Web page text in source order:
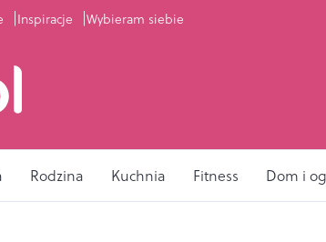
Inspiracje Wybieram siebie
Rodzina Kuchnia Fitness Dom i